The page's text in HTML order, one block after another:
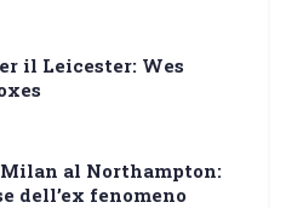
il Leicester: Wes
al Northampton:
dell’ex fenomeno